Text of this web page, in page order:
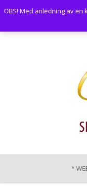
OBS! Med anledning av
to
*